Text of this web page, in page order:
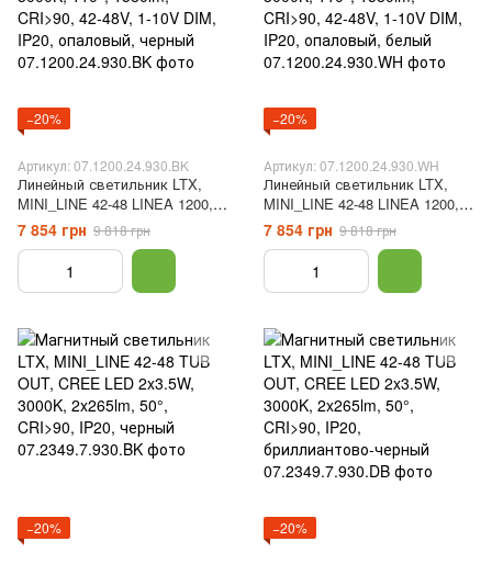
−20%
Артикул: 07.1200.24.930.BK
Линейный светильник LTX,
MINI_LINE 42-48 LINEA 1200,
Bridgelux LED 24W, 3000K,
110°, 1580lm, CRI>90, 42-48V,
1-10V DIM, IP20, опаловый,
черный
7 854 грн 9 818 грн
−20%
Артикул: 07.1200.24.930.WH
Линейный светильник LTX,
MINI_LINE 42-48 LINEA 1200,
Bridgelux LED 24W, 3000K,
110°, 1580lm, CRI>90, 42-48V,
1-10V DIM, IP20, опаловый,
белый
7 854 грн 9 818 грн
−20% −20%